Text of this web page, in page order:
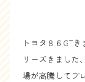
トヨタ８６GT
リーズきました
場が高騰してプ